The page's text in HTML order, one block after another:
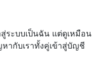
ระบบเป็นฉัน แต่ดูเหมือน
ากับเราทั้งคู่เข้าสู่บัญชี